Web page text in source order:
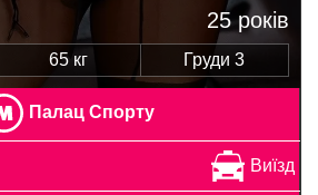
25 років
65 кг Груди 3
Палац Спорту
Виїзд